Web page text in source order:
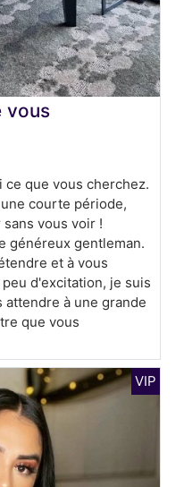
vous
ce que vous cherchez.
courte période,
vous voir !
généreux gentleman.
et à vous
d'excitation, je suis
attendre à une grande
que vous